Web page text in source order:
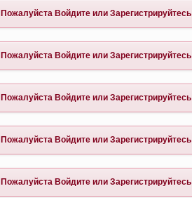
ПожалуйстаВойдите илиЗарегистрируйтесь
ПожалуйстаВойдите илиЗарегистрируйтесь
ПожалуйстаВойдите илиЗарегистрируйтесь
ПожалуйстаВойдите илиЗарегистрируйтесь
ПожалуйстаВойдите илиЗарегистрируйтесь